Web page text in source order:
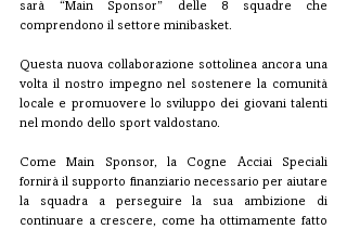
sarà “Main Sponsor” delle 8 squadre che
comprendono il settore minibasket.
Questa nuova collaborazione sottolinea ancora una
volta il nostro impegno nel sostenere la comunità
locale e promuovere lo sviluppo dei giovani talenti
nel mondo dello sport valdostano.
Come Main Sponsor, la Cogne Acciai Speciali
fornirà il supporto finanziario necessario per aiutare
la squadra a perseguire la sua ambizione di
continuare a crescere, come ha ottimamente fatto